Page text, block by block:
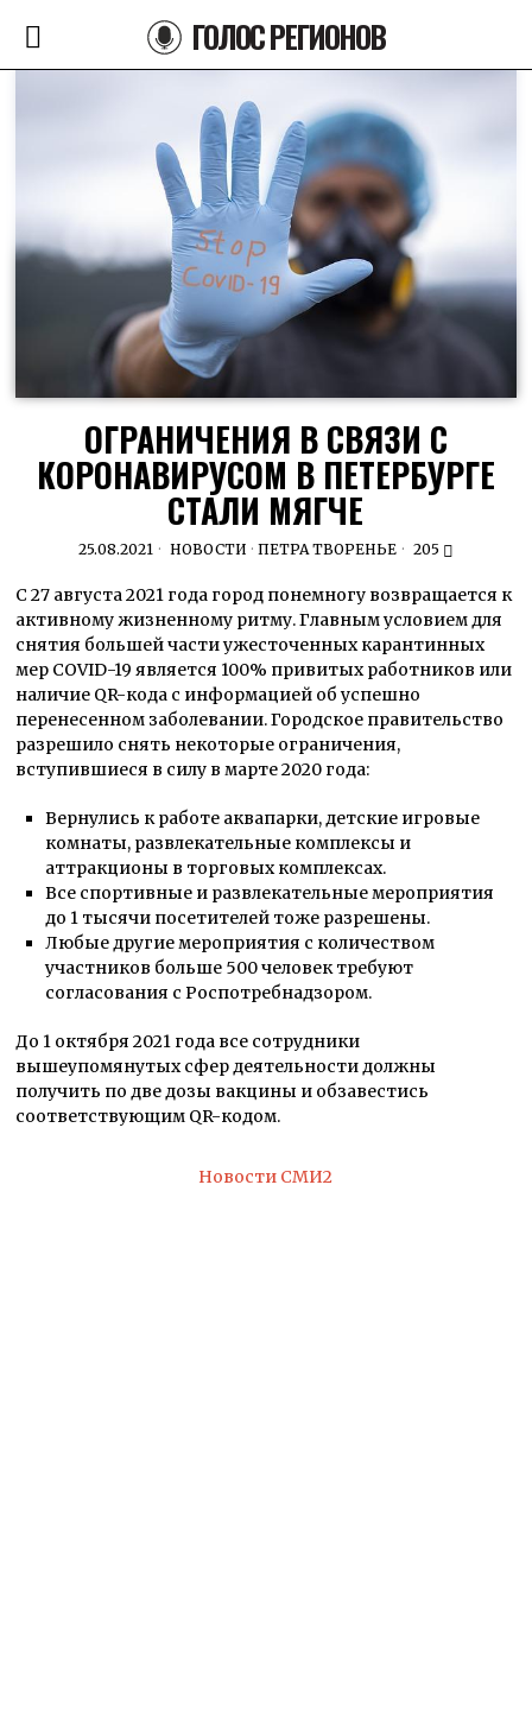
ГОЛОС РЕГИОНОВ
ОГРАНИЧЕНИЯ В СВЯЗИ С
КОРОНАВИРУСОМ В ПЕТЕРБУРГЕ
СТАЛИ МЯГЧЕ
25.08.2021 НОВОСТИ · ПЕТРА ТВОРЕНЬЕ 205
С 27 августа 2021 года город понемногу возвращается к
активному жизненному ритму. Главным условием для
снятия большей части ужесточенных карантинных
мер COVID-19 является 100% привитых работников или
наличие QR-кода с информацией об успешно
перенесенном заболевании. Городское правительство
разрешило снять некоторые ограничения,
вступившиеся в силу в марте 2020 года:
Вернулись к работе аквапарки, детские игровые
комнаты, развлекательные комплексы и
аттракционы в торговых комплексах.
Все спортивные и развлекательные мероприятия
до 1 тысячи посетителей тоже разрешены.
Любые другие мероприятия с количеством
участников больше 500 человек требуют
согласования с Роспотребнадзором.
До 1 октября 2021 года все сотрудники
вышеупомянутых сфер деятельности должны
получить по две дозы вакцины и обзавестись
соответствующим QR-кодом.
Новости СМИ2